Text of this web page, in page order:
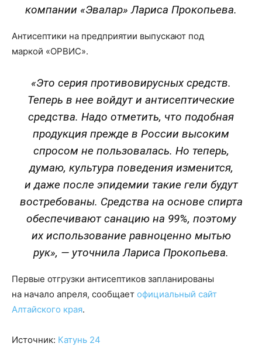
компании «Эвалар» Лариса Прокопьева.
Антисептики на предприятии выпускают под
маркой «ОРВИС».
«Это серия противовирусных средств.
Теперь в нее войдут и антисептические
средства. Надо отметить, что подобная
продукция прежде в России высоким
спросом не пользовалась. Но теперь,
думаю, культура поведения изменится,
и даже после эпидемии такие гели будут
востребованы. Средства на основе спирта
обеспечивают санацию на 99%, поэтому
их использование равноценно мытью
рук», — уточнила Лариса Прокопьева.
Первые отгрузки антисептиков запланированы
на начало апреля, сообщает официальный сайт
Алтайского края.
Источник: Катунь 24